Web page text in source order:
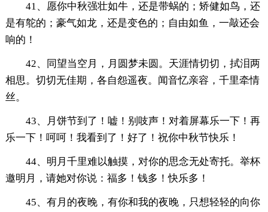
41、愿你中秋强壮如牛，还是带蜗的；矫健如鸟，还
是有鸵的；豪气如龙，还是变色的；自由如鱼，一敲还会
响的！
42、同望当空月，月圆梦未圆。天涯情切切，拭泪两
相思。切切无佳期，各自怨遥夜。闻音忆亲容，千里牵情
丝。
43、月饼节到了！嘘！别吱声！对着屏幕乐一下！再
乐一下！呵呵！我看到了！好了！祝你中秋节快乐！
44、明月千里难以触摸，对你的思念无处寄托。举杯
邀明月，请她对你说：福多！钱多！快乐多！
45、有月的夜晚，有你和我的夜晚，只想轻轻的向你